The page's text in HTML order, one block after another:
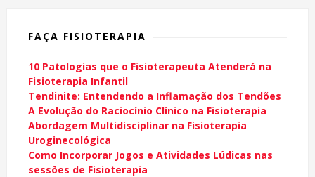
FAÇA FISIOTERAPIA
10 Patologias que o Fisioterapeuta Atenderá na
Fisioterapia Infantil
Tendinite: Entendendo a Inflamação dos Tendões
A Evolução do Raciocínio Clínico na Fisioterapia
Abordagem Multidisciplinar na Fisioterapia
Uroginecológica
Como Incorporar Jogos e Atividades Lúdicas nas
sessões de Fisioterapia